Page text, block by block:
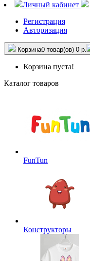
Личный кабинет
Регистрация
Авторизация
Корзина0 товар(ов) 0 р.
Корзина пуста!
Каталог товаров
FunTun
Конструкторы